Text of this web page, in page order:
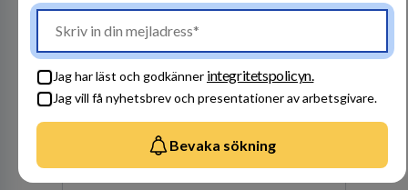
Jag har läst och godkänner integritetspolicyn.
Jag vill få nyhetsbrev och presentationer av arbetsgivare.
Bevaka sökning
Polismyndigheten